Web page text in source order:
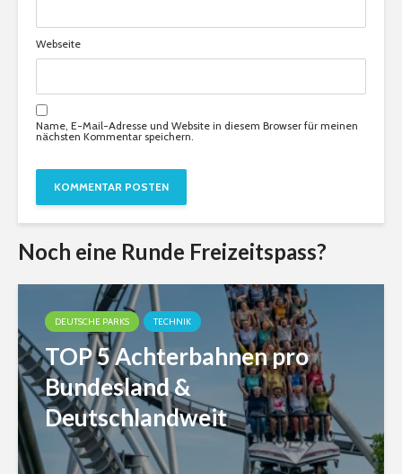
Webseite
Name, E-Mail-Adresse und Website in diesem Browser für meinen
nächsten Kommentar speichern.
Noch eine Runde Freizeitspass?
DEUTSCHE PARKS TECHNIK
TOP 5 Achterbahnen pro
Bundesland &
Deutschlandweit